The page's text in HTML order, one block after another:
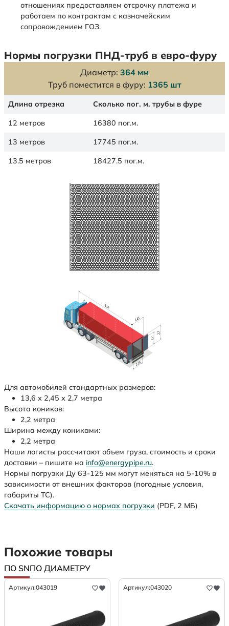
отношениях предоставляем отсрочку платежа и
работаем по контрактам с казначейским
сопровождением ГОЗ.
Нормы погрузки ПНД-труб в евро-фуру
Диаметр: 364 мм
Труб поместится в фуру: 1365 шт
Длина отрезка Сколько пог. м. трубы в фуре
12 метров 16380 пог.м.
13 метров 17745 пог.м.
13.5 метров 18427.5 пог.м.
Для автомобилей стандартных размеров:
13,6 х 2,45 х 2,7 метра
Высота коников:
2,2 метра
Ширина между кониками:
2,2 метра
Наши логисты рассчитают объем груза, стоимость и сроки
доставки – пишите на info@energypipe.ru.
Нормы погрузки Ду 63-125 мм могут меняться на 5-10% в
зависимости от внешних факторов (погодные условия,
габариты ТС).
Скачать информацию о нормах погрузки (PDF, 2 МБ)
Похожие товары
ПО SNПО ДИАМЕТРУ
Артикул:043019 Артикул:043020